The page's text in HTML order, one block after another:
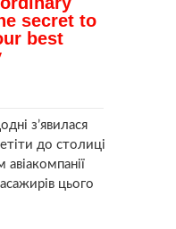
з’явилася
до столиці
цього